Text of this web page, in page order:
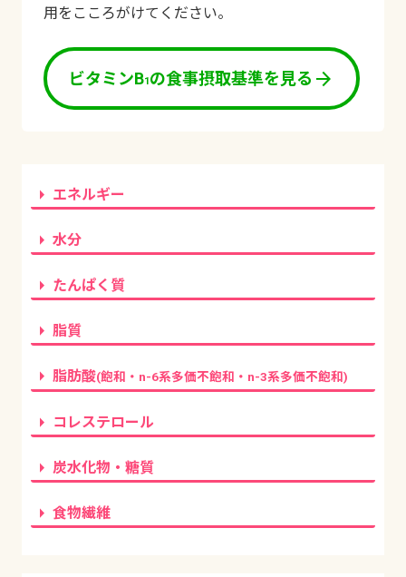
arrow_right エネルギー
arrow_right 水分
arrow_right たんぱく質
arrow_right 脂質
arrow_right 脂肪酸(飽和・n-6系多価不飽和・n-3系多価不飽和)
arrow_right コレステロール
arrow_right 炭水化物・糖質
arrow_right 食物繊維
用をこころがけてください。
ビタミンB1 の食事摂取基準を見る arrow_forward